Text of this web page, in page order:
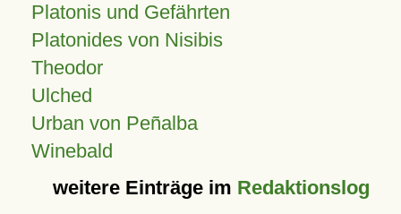
Platonis und Gefährten
Platonides von Nisibis
Theodor
Ulched
Urban von Peñalba
Winebald
weitere Einträge im Redaktionslog